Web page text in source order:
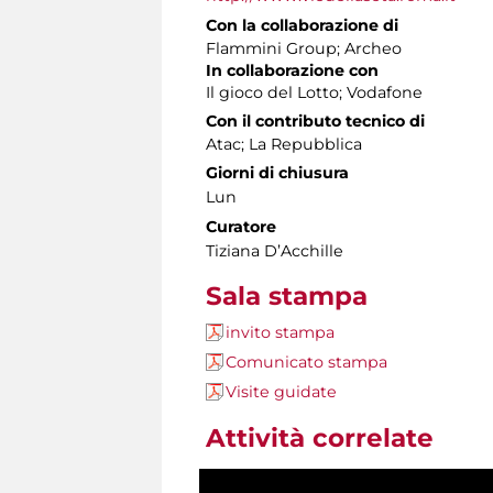
Con la collaborazione di
Flammini Group; Archeo
In collaborazione con
Il gioco del Lotto; Vodafone
Con il contributo tecnico di
Atac; La Repubblica
Giorni di chiusura
Lun
Curatore
Tiziana D’Acchille
Sala stampa
invito stampa
Comunicato stampa
Visite guidate
Attività correlate